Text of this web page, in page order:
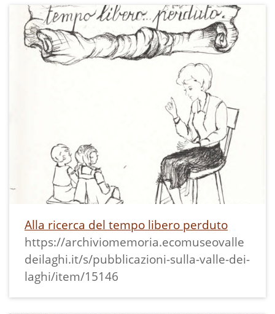
Alla ricerca del tempo libero perduto
https://archiviomemoria.ecomuseovalle
deilaghi.it/s/pubblicazioni-sulla-valle-dei-
laghi/item/15146